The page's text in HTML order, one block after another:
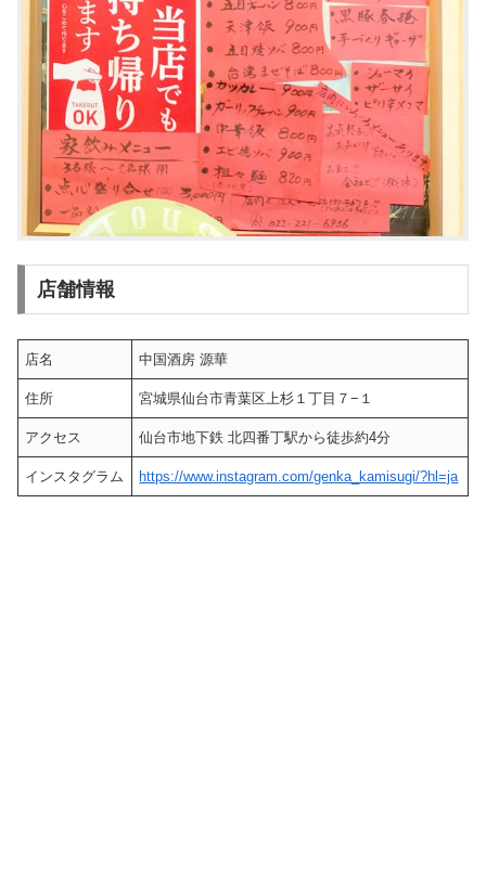
店舗情報
店名 中国酒房 源華
住所 宮城県仙台市青葉区上杉１丁目７−１
アクセス 仙台市地下鉄 北四番丁駅から徒歩約4分
インスタグラム https://www.instagram.com/genka_kamisugi/?hl=ja